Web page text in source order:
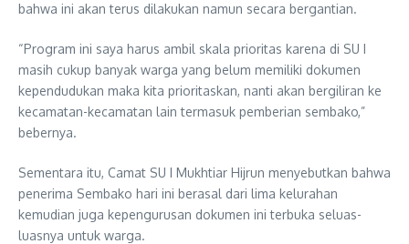
bahwa ini akan terus dilakukan namun secara bergantian.
“Program ini saya harus ambil skala prioritas karena di SU I
masih cukup banyak warga yang belum memiliki dokumen
kependudukan maka kita prioritaskan, nanti akan bergiliran ke
kecamatan-kecamatan lain termasuk pemberian sembako,”
bebernya.
Sementara itu, Camat SU I Mukhtiar Hijrun menyebutkan bahwa
penerima Sembako hari ini berasal dari lima kelurahan
kemudian juga kepengurusan dokumen ini terbuka seluas-
luasnya untuk warga.